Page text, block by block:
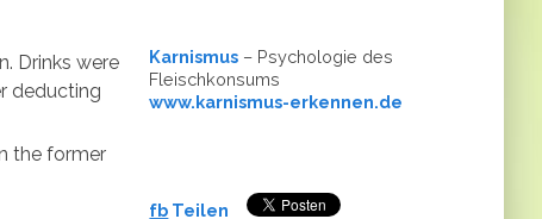
Drinks were
deducting
the former
Karnismus – Psychologie des
Fleischkonsums
www.karnismus-erkennen.de
fb Teilen